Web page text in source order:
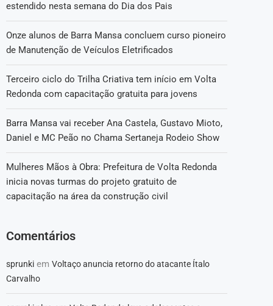
estendido nesta semana do Dia dos Pais
Onze alunos de Barra Mansa concluem curso pioneiro
de Manutenção de Veículos Eletrificados
Terceiro ciclo do Trilha Criativa tem início em Volta
Redonda com capacitação gratuita para jovens
Barra Mansa vai receber Ana Castela, Gustavo Mioto,
Daniel e MC Peão no Chama Sertaneja Rodeio Show
Mulheres Mãos à Obra: Prefeitura de Volta Redonda
inicia novas turmas do projeto gratuito de
capacitação na área da construção civil
Comentários
sprunki em Voltaço anuncia retorno do atacante Ítalo
Carvalho